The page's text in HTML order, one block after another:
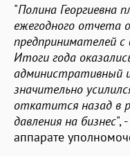
"Полина Георгиевна
ежегодного отчета
предпринимателей
Итоги года
административный
значительно
откатится назад в
давления на бизнес",
аппарате